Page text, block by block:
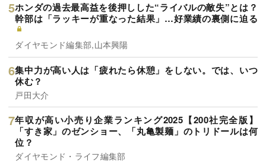
ホンダの過去最高益を後押しした“ライバルの敵失”とは？
幹部は「ラッキーが重なった結果」…好業績の裏側に迫る
ダイヤモンド編集部,山本興陽
集中力が高い人は「疲れたら休憩」をしない。では、いつ
休む？
戸田大介
年収が高い小売り企業ランキング2025【200社完全版】
「すき家」のゼンショー、「丸亀製麺」のトリドールは何
位？
ダイヤモンド・ライフ編集部